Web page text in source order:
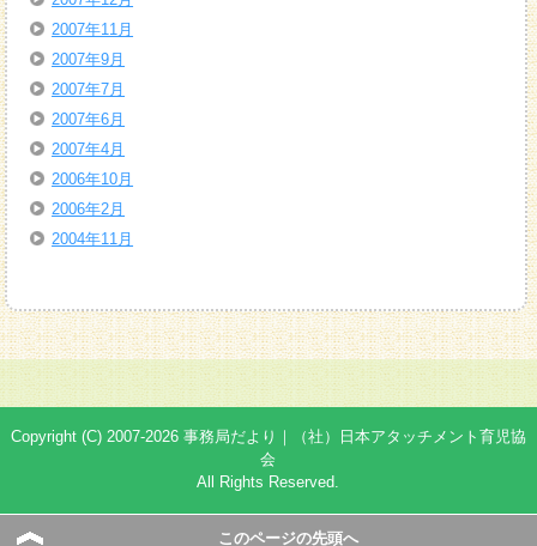
2007年11月
2007年9月
2007年7月
2007年6月
2007年4月
2006年10月
2006年2月
2004年11月
Copyright (C) 2007-2026 事務局だより｜（社）日本アタッチメント育児協
会
All Rights Reserved.
このページの先頭へ